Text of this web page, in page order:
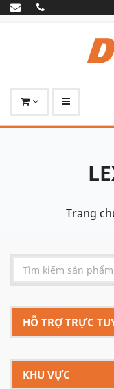
Trang
HỖ TRỢ TRỰC
KHU VỰC